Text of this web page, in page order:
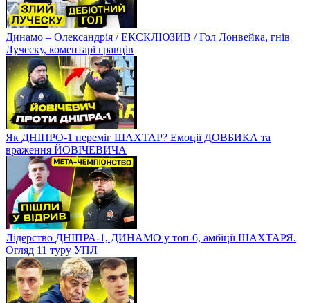
Динамо – Олександрія / ЕКСКЛЮЗИВ / Гол Лонвейка, гнів
Луческу, коментарі гравців
Як ДНІПРО-1 переміг ШАХТАР? Емоції ДОВБИКА та
враження ЙОВІЧЕВИЧА
Лідерство ДНІПРА-1, ДИНАМО у топ-6, амбіції ШАХТАРЯ.
Огляд 11 туру УПЛ